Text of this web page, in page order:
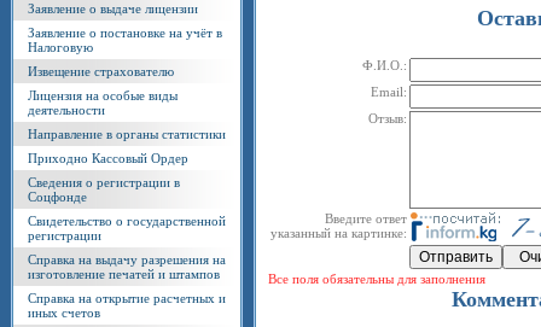
Заявление о выдаче лицензии
Заявление о постановке на учёт в
Налоговую
Извещение страхователю
Лицензия на особые виды
деятельности
Направление в органы статистики
Приходно Кассовый Ордер
Сведения о регистрации в
Соцфонде
Свидетельство о государственной
регистрации
Справка на выдачу разрешения на
изготовление печатей и штампов
Cправка на открытие расчетных и
иных счетов
Ф.И.О.:
Email:
Отзыв:
Введите ответ
указанный на картинке:
Все поля обязательны для заполнения